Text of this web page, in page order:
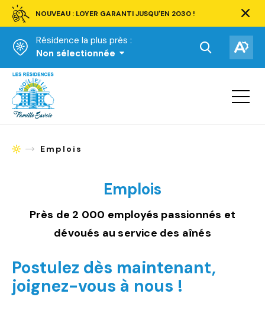
NOUVEAU : LOYER GARANTI JUSQU'EN 2030 !
barre
Résidence la plus près :
Non sélectionnée
Ouvrir
la
recherche.
la
Accueil
Ouvrir
la
AccueilEmplois
Emplois
Près de 2 000 employés passionnés et
dévoués au service des aînés
Postulez dès maintenant,
joignez-vous à nous !